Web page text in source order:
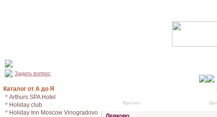
Задать вопрос
Каталог от А до Я
Arthurs SPA Hotel
Holiday club
Holiday Inn Moscow Vinogradovo
Кратко